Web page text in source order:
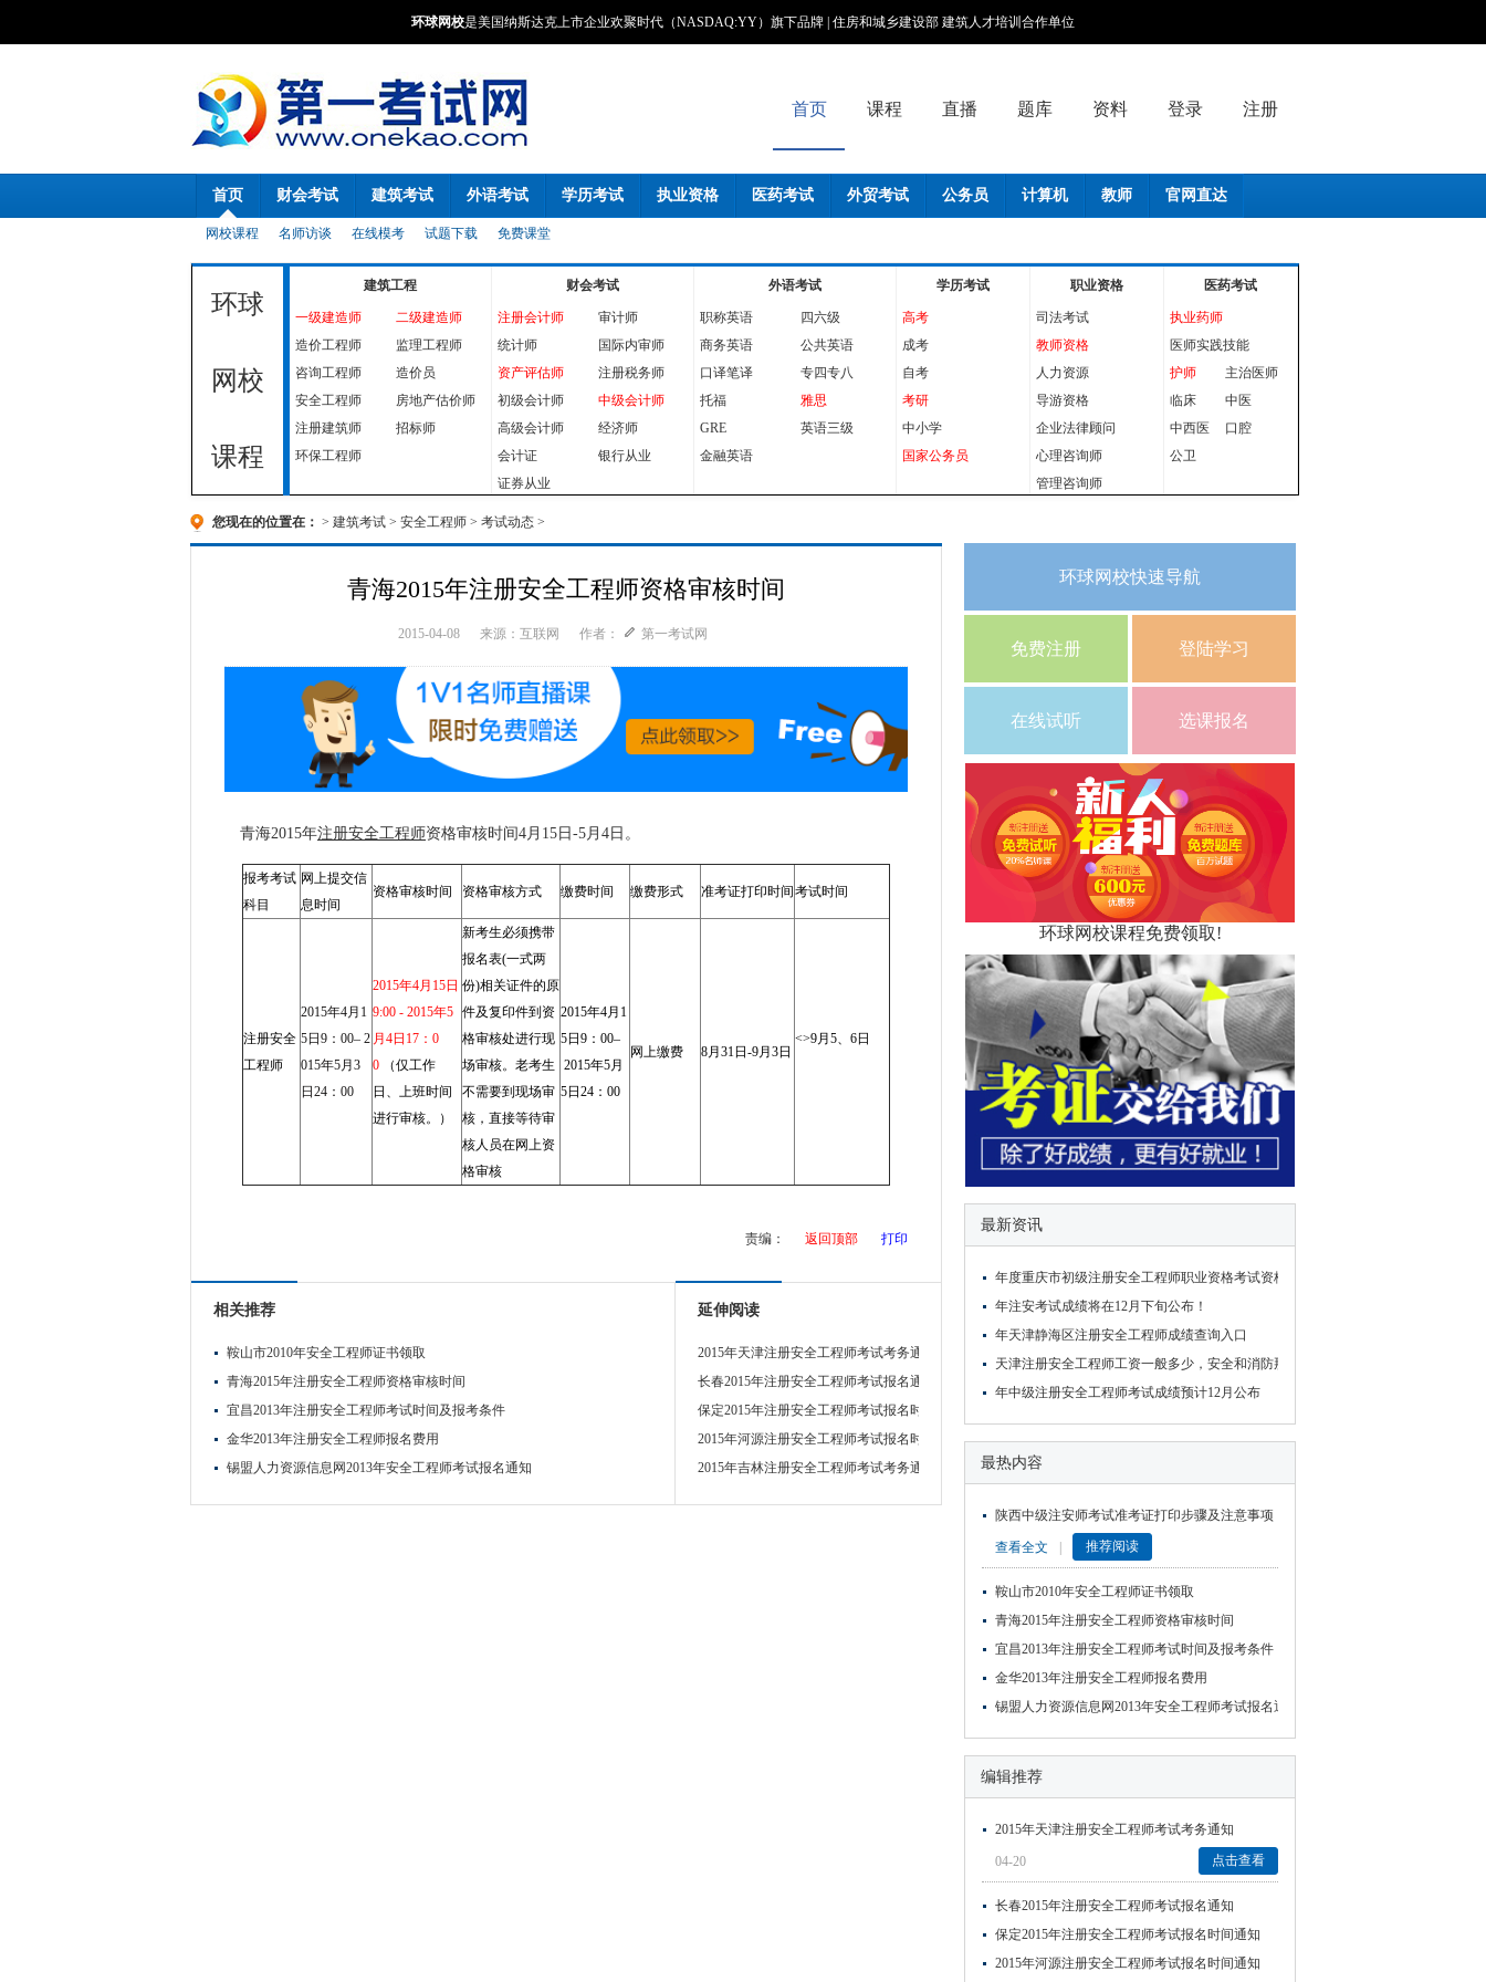
环球网校是美国纳斯达克上市企业欢聚时代（NASDAQ:YY）旗下品牌 | 住房和城乡建设部 建筑人才培训合作单位
首页 课程 直播 题库 资料 登录 注册
首页
网校课程 名师访谈 在线模考 试题下载 免费课堂
财会考试 建筑考试 外语考试 学历考试 执业资格 医药考试 外贸考试 公务员 计算机 教师 官网直达
环球
网校
课程
建筑工程
一级建造师
二级建造师
造价工程师
监理工程师
咨询工程师
造价员
安全工程师
房地产估价师
注册建筑师
招标师
环保工程师
财会考试
注册会计师
审计师
统计师
国际内审师
资产评估师
注册税务师
初级会计师
中级会计师
高级会计师
经济师
会计证
银行从业
证券从业
外语考试
职称英语
四六级
商务英语
公共英语
口译笔译
专四专八
托福
雅思
GRE
英语三级
金融英语
学历考试
高考
成考
自考
考研
中小学
国家公务员
职业资格
司法考试
教师资格
人力资源
导游资格
企业法律顾问
心理咨询师
管理咨询师
医药考试
执业药师
医师实践技能
护师
主治医师
临床
中医
中西医
口腔
公卫
您现在的位置在： > 建筑考试 > 安全工程师 > 考试动态 >
青海2015年注册安全工程师资格审核时间
2015-04-08 来源：互联网 作者： 第一考试网
青海2015年注册安全工程师资格审核时间4月15日-5月4日。
报考考试
科目
网上提交信
息时间
资格审核时间 资格审核方式 缴费时间 缴费形式 准考证打印时间考试时间
注册安全
工程师
2015年4月1
5日9：00– 2
015年5月3
日24：00
2015年4月15日
9:00 - 2015年5
月4日17：0
0
（仅工作
日、上班时间
进行审核。）
新考生必须携带
报名表(一式两
份)相关证件的原
件及复印件到资
格审核处进行现
场审核。老考生
不需要到现场审
核，直接等待审
核人员在网上资
格审核
2015年4月1
5日9：00–
2015年5月
5日24：00
网上缴费 8月31日-9月3日
<>9月5、6日
责编： 返回顶部 打印
相关推荐
鞍山市2010年安全工程师证书领取
青海2015年注册安全工程师资格审核时间
宜昌2013年注册安全工程师考试时间及报考条件
金华2013年注册安全工程师报名费用
锡盟人力资源信息网2013年安全工程师考试报名通知
延伸阅读
2015年天津注册安全工程师考试考务通知
长春2015年注册安全工程师考试报名通知
保定2015年注册安全工程师考试报名时间通知
2015年河源注册安全工程师考试报名时间通知
2015年吉林注册安全工程师考试考务通知
环球网校快速导航
免费注册 登陆学习
在线试听 选课报名
环球网校课程免费领取!
最新资讯
年度重庆市初级注册安全工程师职业资格考试资格复
年注安考试成绩将在12月下旬公布！
年天津静海区注册安全工程师成绩查询入口
天津注册安全工程师工资一般多少，安全和消防那个
年中级注册安全工程师考试成绩预计12月公布
最热内容
陕西中级注安师考试准考证打印步骤及注意事项
查看全文 推荐阅读
鞍山市2010年安全工程师证书领取
青海2015年注册安全工程师资格审核时间
宜昌2013年注册安全工程师考试时间及报考条件
金华2013年注册安全工程师报名费用
锡盟人力资源信息网2013年安全工程师考试报名通知
编辑推荐
2015年天津注册安全工程师考试考务通知
04-20 点击查看
长春2015年注册安全工程师考试报名通知
保定2015年注册安全工程师考试报名时间通知
2015年河源注册安全工程师考试报名时间通知